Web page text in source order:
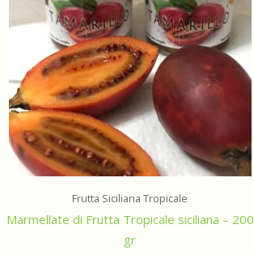
Frutta Siciliana Tropicale
Marmellate di Frutta Tropicale siciliana – 200
gr